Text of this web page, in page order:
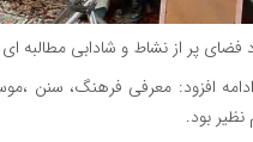
فضای پر از نشاط و شادابی مطالبه
ادامه افزود: معرفی فرهنگ، سنن
نظیر بود.